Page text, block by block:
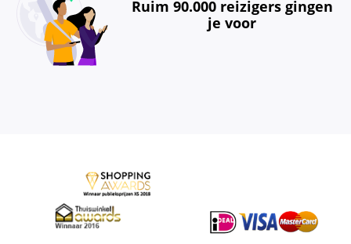
Ruim 90.000 reizigers gingen
je voor